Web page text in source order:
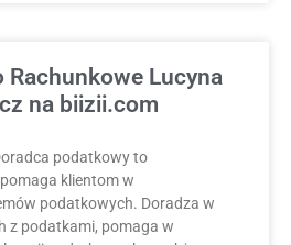
Rachunkowe Lucyna
na biizii.com
podatkowy to
klientom w
podatkowych. Doradza w
z podatkami, pomaga w